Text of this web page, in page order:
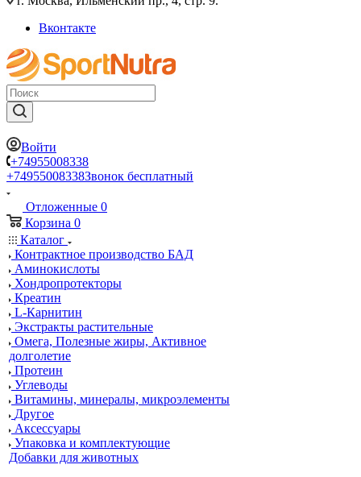
Вконтакте
Войти
+74955008338
+74955008338Звонок бесплатный
Отложенные 0
Корзина 0
Каталог
Контрактное производство БАД
Аминокислоты
Хондропротекторы
Креатин
L-Карнитин
Экстракты растительные
Омега, Полезные жиры, Активное
долголетие
Протеин
Углеводы
Витамины, минералы, микроэлементы
Другое
Аксессуары
Упаковка и комплектующие
Добавки для животных